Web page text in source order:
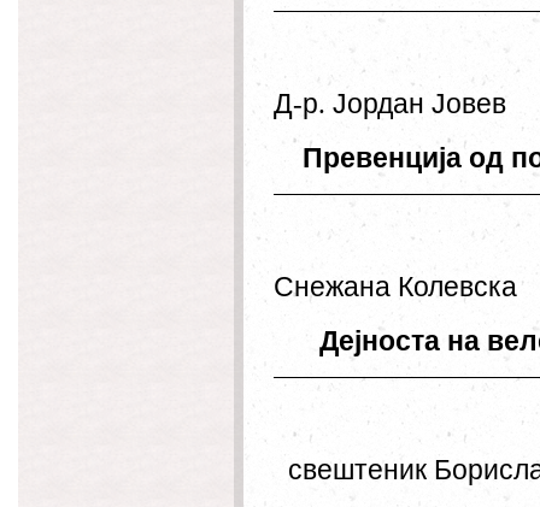
Д-р. Јордан Јовев
Превенција од
Снежана Колевска
Дејноста на
свештеник